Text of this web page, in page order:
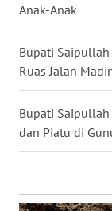
Anak-Anak
Bupati Saipullah
Ruas Jalan
Bupati Saipullah
dan Piatu di
WN
LANGKAT
WN